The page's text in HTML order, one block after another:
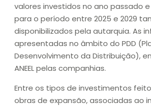
valores investidos no ano passado
para o período entre 2025 e 2029
disponibilizados pela autarquia. As
apresentadas no âmbito do PDD
Desenvolvimento da Distribuição),
ANEEL pelas companhias.
Entre os tipos de investimentos
obras de expansão, associadas ao